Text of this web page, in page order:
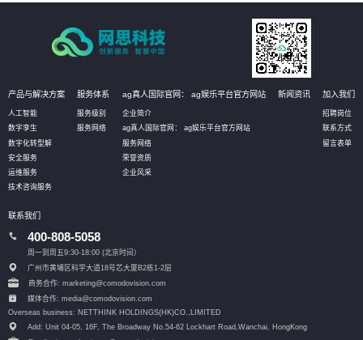
产品与解决方案
人工智能
数字孪生
数字化转型解
安全服务
运维服务
技术咨询服务
服务体系
服务级别
服务网络
ag真人国际官网： ag娱乐平台官方网站
企业简介
ag真人国际官网： ag娱乐平台官方网站
服务网络
荣誉资质
企业风采
新闻资讯 加入我们
招聘岗位
联系方式
留言表单
联系我们
400-808-5058
周一到周五9:30-18:00 (北京时间）
广州市黄埔区科学大道18号芯大厦B2栋1-2层
商务合作: marketing@comodovision.com
媒体合作: media@comodovision.com
Overseas business: NETTHINK HOLDINGS(HK)CO.,LIMITED
Add: Unit 04-05, 16F, The Broadway No.54-62 Lockhart Road, Wanchai, HongKong